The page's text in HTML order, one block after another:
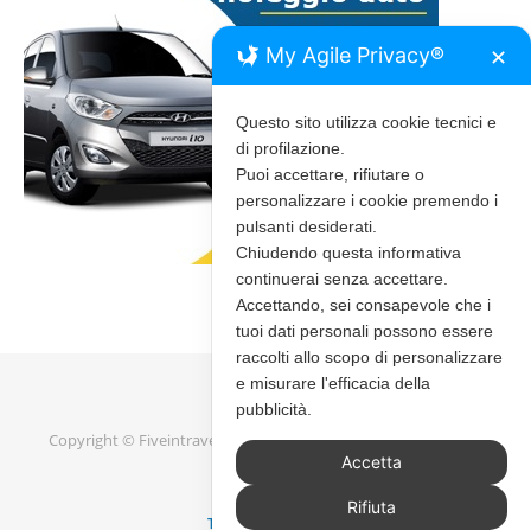
Copyright © Fiveintravel 2020 - 2026 |Bard Tema diWP Royal.
TORNA IN ALTO
My Agile Privacy® ✕
Questo sito utilizza cookie tecnici e
di profilazione.
Puoi accettare, rifiutare o
personalizzare i cookie premendo i
pulsanti desiderati.
Chiudendo questa informativa
continuerai senza accettare.
Accettando, sei consapevole che i
tuoi dati personali possono essere
raccolti allo scopo di personalizzare
e misurare l'efficacia della
pubblicità.
Accetta
Rifiuta